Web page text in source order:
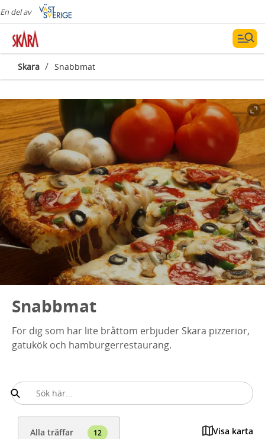
En del av
Skara / Snabbmat
Snabbmat
För dig som har lite bråttom erbjuder Skara pizzerior,
gatukök och hamburgerrestaurang.
Alla träffar 12 Visa karta